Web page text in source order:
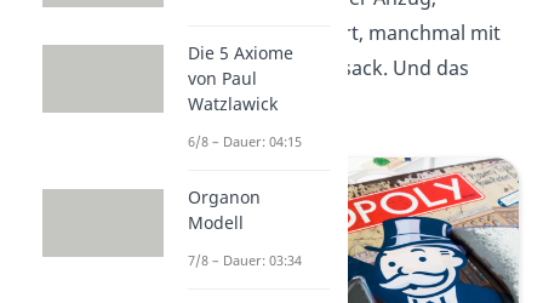
Zylinder, Schnauzbart, manchmal mit
Gehstock oder Geldsack. Und das
Monokel?
Die 5 Axiome
von Paul
Watzlawick
6/8 – Dauer: 04:15
Organon
Modell
7/8 – Dauer: 03:34